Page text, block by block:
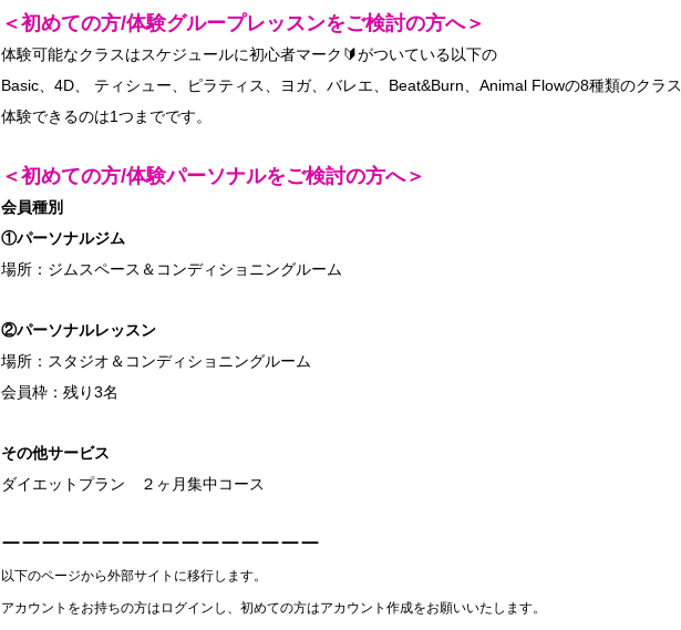
＜初めての方/体験グループレッスンをご検討の方へ＞
体験可能なクラスはスケジュールに初心者マーク🔰がついている以下の
Basic、4D、 ティシュー、ピラティス、ヨガ、バレエ、Beat&Burn、Animal Flowの8種類のクラ
体験できるのは1つまでです。
＜初めての方/体験パーソナルをご検討の方へ＞
会員種別
①パーソナルジム
場所：ジムスペース＆コンディショニングルーム
②パーソナルレッスン
場所：スタジオ＆コンディショニングルーム
会員枠：残り3名
その他サービス
ダイエットプラン　２ヶ月集中コース
ーーーーーーーーーーーーーーーー
以下のページから外部サイトに移行します。
アカウントをお持ちの方はログインし、初めての方はアカウント作成をお願いいたします。